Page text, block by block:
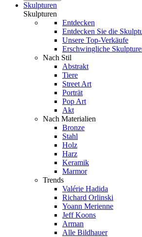
Skulpturen
Skulpturen
Entdecken
Entdecken Sie die
Unsere Top-Verkäufe
Erschwingliche
Nach Stil
Abstrakt
Tiere
Street Art
Porträt
Pop Art
Akt
Nach Materialien
Bronze
Stahl
Holz
Harz
Keramik
Marmor
Trends
Valérie Hadida
Richard Orlinski
Yoann Merienne
Jeff Koons
Arman
Alle Bildhauer